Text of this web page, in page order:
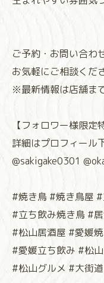
ご予約・お問い合わ
お気軽にご相談くだ
※最新情報は店舗ま
【フォロワー様限定
詳細はプロフィール
@sakigake0301
⁡⁡#焼き鳥 #焼き鳥屋
#立ち飲み焼き鳥 #
#松山居酒屋 #愛媛
#愛媛立ち飲み #松
#松山グルメ #大街道